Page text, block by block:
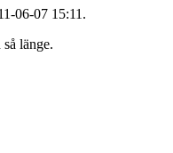
06-07 15:11.
länge.